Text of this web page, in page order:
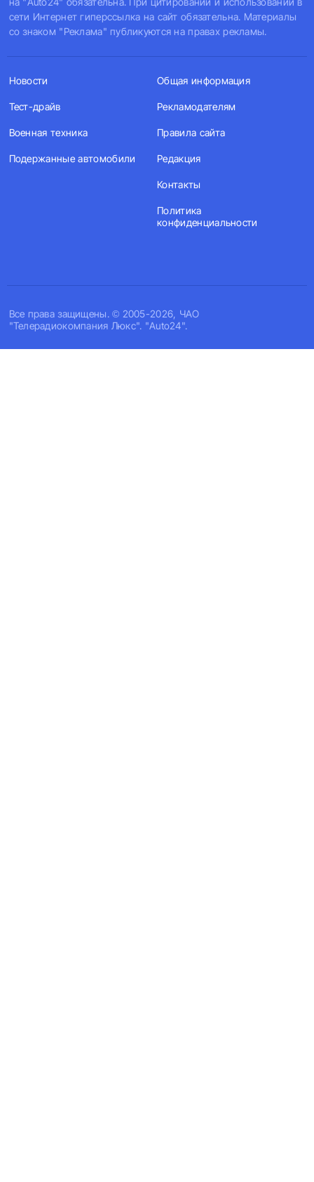
сети Интернет гиперссылка на сайт обязательна. Материалы
со знаком "Реклама" публикуются на правах рекламы.
Все права защищены. © 2005-2026, ЧАО
"Телерадиокомпания Люкс". "Auto24".
Новости
Тест-драйв
Военная техника
Подержанные автомобили
Общая информация
Рекламодателям
Правила сайта
Редакция
Контакты
Политика
конфиденциальности